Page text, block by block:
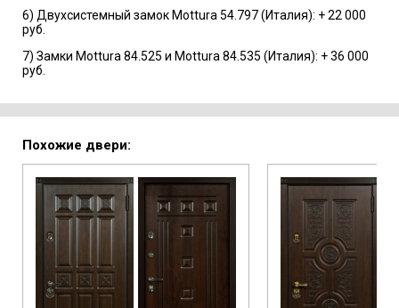
6) Двухсистемный замок Mottura 54.797 (Италия): + 22 000
руб.
7) Замки Mottura 84.525 и Mottura 84.535 (Италия): + 36 000
руб.
Похожие двери: